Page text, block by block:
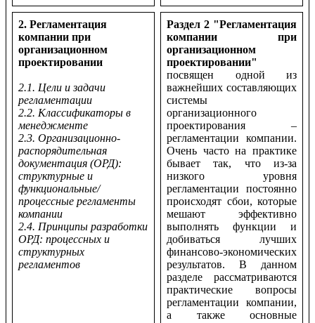
2. Регламентация
компании при
организационном
проектировании
2.1. Цели и задачи
регламентации
2.2. Классификаторы в
менеджменте
2.3. Организационно-
распорядительная
документация (ОРД):
структурные и
функциональные/
процессные регламенты
компании
2.4. Принципы разработки
ОРД: процессных и
структурных
регламентов
Раздел 2 "Регламентация
компании при
организационном
проектировании"
посвящен одной из
важнейших составляющих
системы
организационного
проектирования –
регламентации компании.
Очень часто на практике
бывает так, что из-за
низкого уровня
регламентации постоянно
происходят сбои, которые
мешают эффективно
выполнять функции и
добиваться лучших
финансово-экономических
результатов. В данном
разделе рассматриваются
практические вопросы
регламентации компании,
а также основные